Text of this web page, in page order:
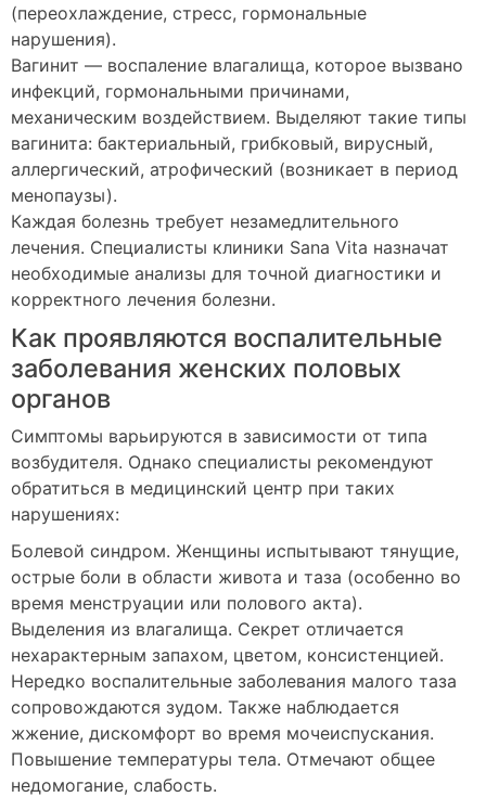
(переохлаждение, стресс, гормональные
нарушения).
Вагинит — воспаление влагалища, которое вызвано
инфекций, гормональными причинами,
механическим воздействием. Выделяют такие типы
вагинита: бактериальный, грибковый, вирусный,
аллергический, атрофический (возникает в период
менопаузы).
Каждая болезнь требует незамедлительного
лечения. Специалисты клиники Sana Vita назначат
необходимые анализы для точной диагностики и
корректного лечения болезни.
Как проявляются воспалительные
заболевания женских половых
органов
Симптомы варьируются в зависимости от типа
возбудителя. Однако специалисты рекомендуют
обратиться в медицинский центр при таких
нарушениях:
Болевой синдром. Женщины испытывают тянущие,
острые боли в области живота и таза (особенно во
время менструации или полового акта).
Выделения из влагалища. Секрет отличается
нехарактерным запахом, цветом, консистенцией.
Нередко воспалительные заболевания малого таза
сопровождаются зудом. Также наблюдается
жжение, дискомфорт во время мочеиспускания.
Повышение температуры тела. Отмечают общее
недомогание, слабость.